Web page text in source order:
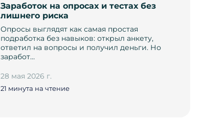
Заработок на опросах и тестах без
лишнего риска
Опросы выглядят как самая простая
подработка без навыков: открыл анкету,
ответил на вопросы и получил деньги. Но
заработ…
28 мая 2026 г.
21 минута на чтение